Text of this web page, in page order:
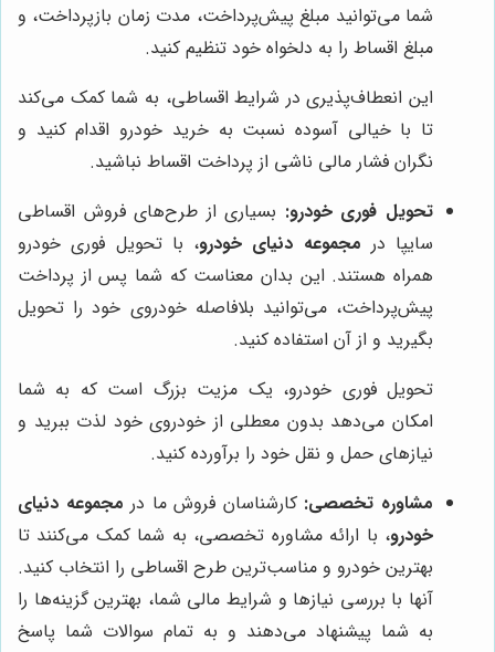
شما می‌توانید مبلغ پیش‌پرداخت، مدت زمان بازپرداخت، و
مبلغ اقساط را به دلخواه خود تنظیم کنید.
این انعطاف‌پذیری در شرایط اقساطی، به شما کمک می‌کند
تا با خیالی آسوده نسبت به خرید خودرو اقدام کنید و
نگران فشار مالی ناشی از پرداخت اقساط نباشید.
تحویل فوری خودرو: بسیاری از طرح‌های فروش اقساطی
سایپا در مجموعه دنیای خودرو، با تحویل فوری خودرو
همراه هستند. این بدان معناست که شما پس از پرداخت
پیش‌پرداخت، می‌توانید بلافاصله خودروی خود را تحویل
بگیرید و از آن استفاده کنید.
تحویل فوری خودرو، یک مزیت بزرگ است که به شما
امکان می‌دهد بدون معطلی از خودروی خود لذت ببرید و
نیازهای حمل و نقل خود را برآورده کنید.
مشاوره تخصصی: کارشناسان فروش ما در مجموعه دنیای
خودرو، با ارائه مشاوره تخصصی، به شما کمک می‌کنند تا
بهترین خودرو و مناسب‌ترین طرح اقساطی را انتخاب کنید.
آنها با بررسی نیازها و شرایط مالی شما، بهترین گزینه‌ها را
به شما پیشنهاد می‌دهند و به تمام سوالات شما پاسخ